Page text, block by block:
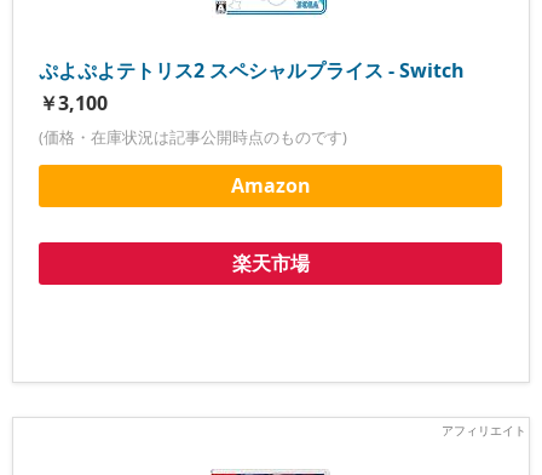
ぷよぷよテトリス2 スペシャルプライス - Switch
￥3,100
(価格・在庫状況は記事公開時点のものです)
Amazon
楽天市場